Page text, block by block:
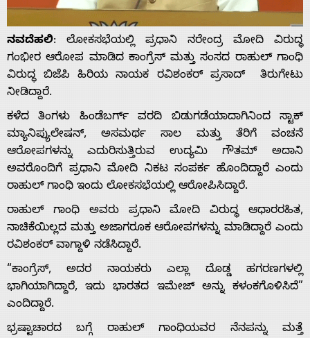
Home
About
Us
ನವದೆಹಲಿ: ಲೋಕಸಭೆಯಲ್ಲಿ ಪ್ರಧಾನಿ ನರೇಂದ್ರ ಮೋದಿ ವಿರುದ್ಧ
ಗಂಭೀರ ಆರೋಪ ಮಾಡಿದ ಕಾಂಗ್ರೆಸ್ ಮತ್ತು ಸಂಸದ ರಾಹುಲ್ ಗಾಂಧಿ
ವಿರುದ್ಧ ಬಿಜೆಪಿ ಹಿರಿಯ ನಾಯಕ ರವಿಶಂಕರ್ ಪ್ರಸಾದ್ ತಿರುಗೇಟು
ನೀಡಿದ್ದಾರೆ.
ಕಳೆದ ತಿಂಗಳು ಹಿಂಡೆಬರ್ಗ್ ವರದಿ ಬಿಡುಗಡೆಯಾದಾಗಿನಿಂದ ಸ್ಟಾಕ್
ಮ್ಯಾನಿಪ್ಯುಲೇಷನ್, ಅಸಮರ್ಥ ಸಾಲ ಮತ್ತು ತೆರಿಗೆ ವಂಚನೆ
ಆರೋಪಗಳನ್ನು ಎದುರಿಸುತ್ತಿರುವ ಉದ್ಯಮಿ ಗೌತಮ್ ಅದಾನಿ
ಅವರೊಂದಿಗೆ ಪ್ರಧಾನಿ ಮೋದಿ ನಿಕಟ ಸಂಪರ್ಕ ಹೊಂದಿದ್ದಾರೆ ಎಂದು
ರಾಹುಲ್ ಗಾಂಧಿ‌ ಇಂದು ಲೋಕಸಭೆಯಲ್ಲಿ ಆರೋಪಿಸಿದ್ದಾರೆ.
ರಾಹುಲ್ ಗಾಂಧಿ ಅವರು ಪ್ರಧಾನಿ ಮೋದಿ ವಿರುದ್ಧ ಆಧಾರರಹಿತ,
ನಾಚಿಕೆಯಿಲ್ಲದ ಮತ್ತು ಅಜಾಗರೂಕ ಆರೋಪಗಳನ್ನು ಮಾಡಿದ್ದಾರೆ ಎಂದು
ರವಿಶಂಕರ್‌ ವಾಗ್ದಾಳಿ ನಡೆಸಿದ್ದಾರೆ.
“ಕಾಂಗ್ರೆಸ್, ಅದರ ನಾಯಕರು ಎಲ್ಲಾ ದೊಡ್ಡ ಹಗರಣಗಳಲ್ಲಿ
ಭಾಗಿಯಾಗಿದ್ದಾರೆ, ಇದು ಭಾರತದ ಇಮೇಜ್ ಅನ್ನು ಕಳಂಕಗೊಳಿಸಿದೆ”
ಎಂದಿದ್ದಾರೆ.
ಭ್ರಷ್ಟಾಚಾರದ ಬಗ್ಗೆ ರಾಹುಲ್ ಗಾಂಧಿಯವರ ನೆನಪನ್ನು ಮತ್ತೆ